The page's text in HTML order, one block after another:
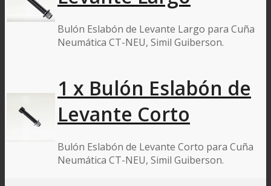
Bulón Eslabón de Levante Largo para Cuña
Neumática CT-NEU, Simil Guiberson.
1 x Bulón Eslabón de
Levante Corto
Bulón Eslabón de Levante Corto para Cuña
Neumática CT-NEU, Simil Guiberson.